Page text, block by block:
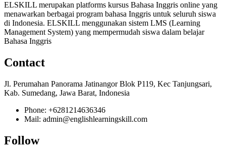
ELSKILL merupakan platforms kursus Bahasa Inggris online yang
menawarkan berbagai program bahasa Inggris untuk seluruh siswa
di Indonesia. ELSKILL menggunakan sistem LMS (Learning
Management System) yang mempermudah siswa dalam belajar
Bahasa Inggris
Contact
Jl. Perumahan Panorama Jatinangor Blok P119, Kec Tanjungsari,
Kab. Sumedang, Jawa Barat, Indonesia
Phone: +6281214636346
Mail: admin@englishlearningskill.com
Follow